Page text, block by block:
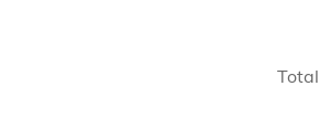
Total